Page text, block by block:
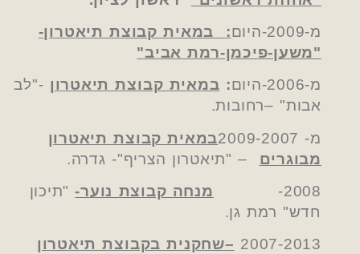
:במאית קבוצת תיאטרון-
"משען-פיכמן-רמת אביב"
: במאית קבוצת תיאטרון-"לב
אבות" –רחובות.
מ- 2009-2007
במאיתקבוצת תיאטרון
מבוגרים– "תיאטרון הצריף"- גדרה.
2008-
מנחה קבוצת נוער-"תיכון
חדש" רמת גן.
2007-2013 –שחקנית בקבוצת תיאטרון